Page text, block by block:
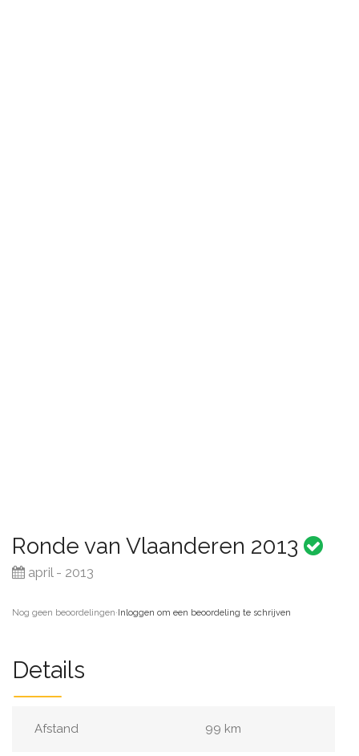
Ronde van Vlaanderen 2013
april - 2013
Nog geen beoordelingen·Inloggen om een beoordeling te schrijven
Details
Afstand 99 km